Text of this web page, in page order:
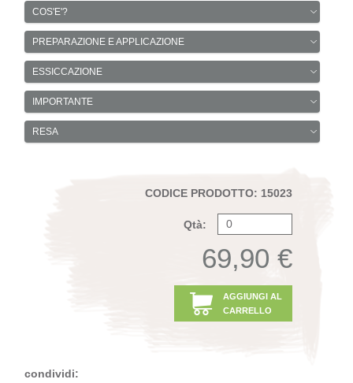
COS'E'?
PREPARAZIONE E APPLICAZIONE
ESSICCAZIONE
IMPORTANTE
RESA
CODICE PRODOTTO: 15023
Qtà:
69,90 €
AGGIUNGI AL
CARRELLO
condividi: